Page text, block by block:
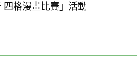
四格漫畫比賽」活動